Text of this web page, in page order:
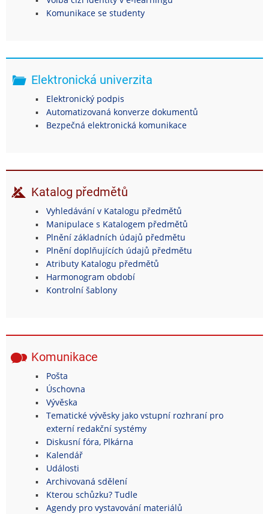
Komunikace se studenty
Elektronická univerzita
Elektronický podpis
Automatizovaná konverze dokumentů
Bezpečná elektronická komunikace
Katalog předmětů
Vyhledávání v Katalogu předmětů
Manipulace s Katalogem předmětů
Plnění základních údajů předmětu
Plnění doplňujících údajů předmětu
Atributy Katalogu předmětů
Harmonogram období
Kontrolní šablony
Komunikace
Pošta
Úschovna
Vývěska
Tematické vývěsky jako vstupní rozhraní pro
externí redakční systémy
Diskusní fóra, Plkárna
Kalendář
Události
Archivovaná sdělení
Kterou schůzku? Tudle
Agendy pro vystavování materiálů